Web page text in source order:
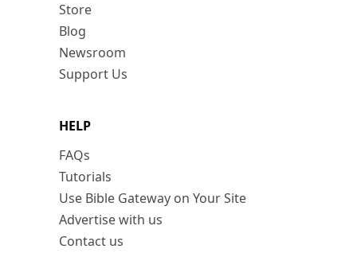
Store
Blog
Newsroom
Support Us
HELP
FAQs
Tutorials
Use Bible Gateway on Your Site
Advertise with us
Contact us